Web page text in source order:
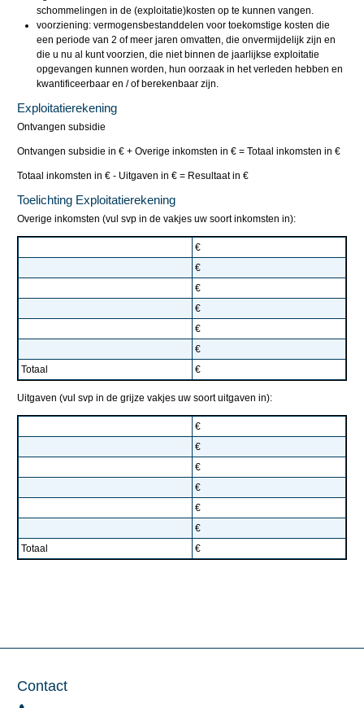
schommelingen in de (exploitatie)kosten op te kunnen vangen.
voorziening: vermogensbestanddelen voor toekomstige kosten die
een periode van 2 of meer jaren omvatten, die onvermijdelijk zijn en
die u nu al kunt voorzien, die niet binnen de jaarlijkse exploitatie
opgevangen kunnen worden, hun oorzaak in het verleden hebben en
kwantificeerbaar en / of berekenbaar zijn.
Exploitatierekening
Ontvangen subsidie
Ontvangen subsidie in € + Overige inkomsten in € = Totaal inkomsten in €
Totaal inkomsten in € - Uitgaven in € = Resultaat in €
Toelichting Exploitatierekening
Overige inkomsten (vul svp in de vakjes uw soort inkomsten in):
€
€
€
€
€
€
Totaal
€
Uitgaven (vul svp in de grijze vakjes uw soort uitgaven in):
€
€
€
€
€
€
Totaal
€
Contact